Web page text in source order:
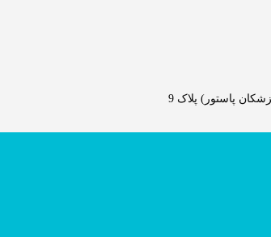
پاستور) پلاک 9